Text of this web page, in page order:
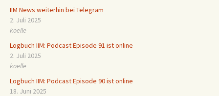
IIM News weiterhin bei Telegram
2. Juli 2025
koelle
Logbuch IIM: Podcast Episode 91 ist online
2. Juli 2025
koelle
Logbuch IIM: Podcast Episode 90 ist online
18. Juni 2025